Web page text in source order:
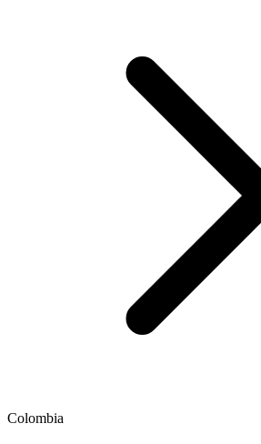
Colombia